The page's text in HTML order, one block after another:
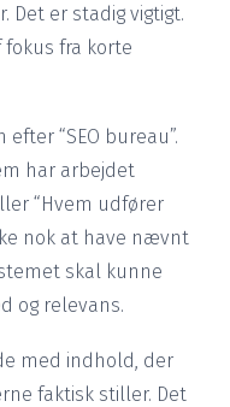
Det er stadig vigtigt.
fokus fra korte
“SEO bureau”.
har arbejdet
“Hvem udfører
nok at have nævnt
skal kunne
og relevans.
med indhold, der
faktisk stiller. Det